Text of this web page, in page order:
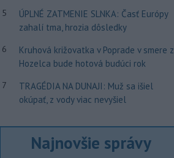
5
ÚPLNÉ ZATMENIE SLNKA: Časť Európy
zahalí tma, hrozia dôsledky
6
Kruhová križovatka v Poprade v smere z
Hozelca bude hotová budúci rok
7
TRAGÉDIA NA DUNAJI: Muž sa išiel
okúpať, z vody viac nevyšiel
Najnovšie správy